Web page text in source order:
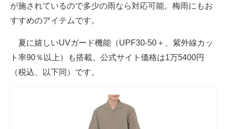
が施されているので多少の雨なら対応可能。梅雨にもお
すすめのアイテムです。
夏に嬉しいUVガード機能（UPF30-50＋、紫外線カッ
ト率90％以上）も搭載。公式サイト価格は1万5400円
（税込、以下同）です。